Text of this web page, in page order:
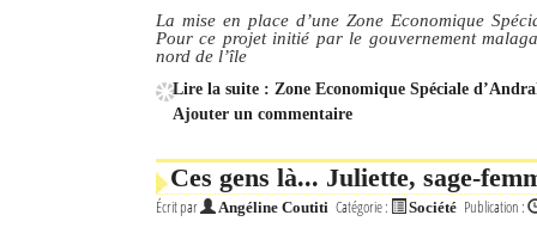
La mise en place d’une Zone Economique
Pour ce projet initié par le gouvernement
nord de l’île
Lire la suite : Zone Economique Spéciale
Ajouter un commentaire
Ces gens là... Juliette, sage-
Écrit par Angéline Coutiti Catégorie : Société Publication :